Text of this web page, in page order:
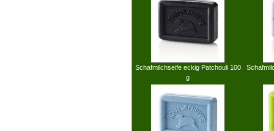
Schafmilchseife eckig Patchouli 100
g